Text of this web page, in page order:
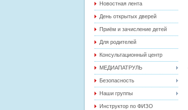
Новостная лента
День открытых дверей
Приём и зачисление детей
Для родителей
Консультационный центр
МЕДИАПАТРУЛЬ
Безопасность
Наши группы
Инструктор по ФИЗО